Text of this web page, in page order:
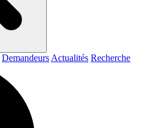
Demandeurs Actualités Recherche